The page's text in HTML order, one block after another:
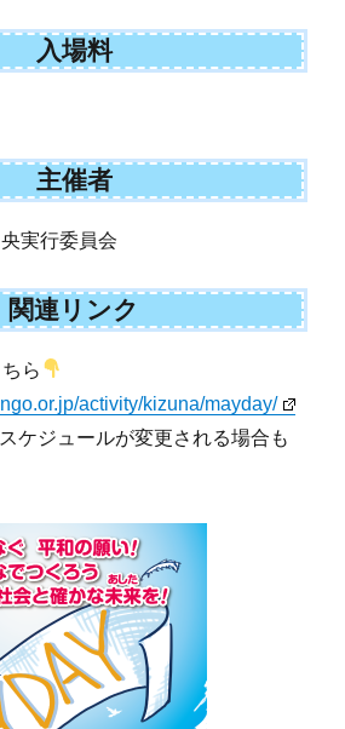
入場料
主催者
実行委員会
関連リンク
ら
activity/kizuna/mayday/
ケジュールが変更される場合も